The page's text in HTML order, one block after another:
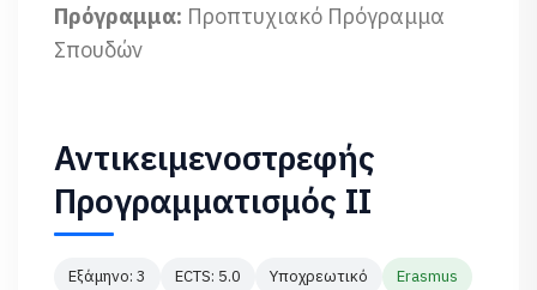
Πρόγραμμα: Προπτυχιακό Πρόγραμμα
Σπουδών
Αντικειμενοστρεφής
Προγραμματισμός ΙΙ
Εξάμηνο: 3 ECTS: 5.0 Υποχρεωτικό Erasmus